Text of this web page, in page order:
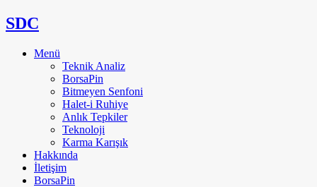
SDC
Menü
Teknik Analiz
BorsaPin
Bitmeyen Senfoni
Halet-i Ruhiye
Anlık Tepkiler
Teknoloji
Karma Karışık
Hakkında
İletişim
BorsaPin